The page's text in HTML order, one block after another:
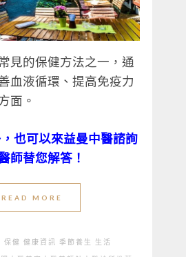
見的保健方法之一，通
血液循環、提高免疫力
面。
也可以來益曼中醫諮詢
師替您解答！
READ MORE
保健 健康資訊 季節養生 生活